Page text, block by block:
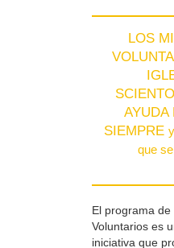
LOS
AYUDA
SIEMPRE y
que
El programa de
Voluntarios es
iniciativa que